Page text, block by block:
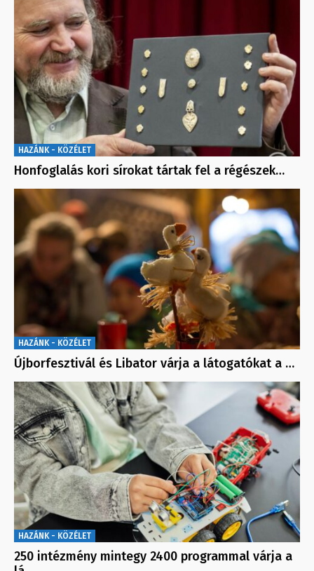
HAZÁNK - KÖZÉLET
Honfoglalás kori sírokat tártak fel a régészek…
HAZÁNK - KÖZÉLET
Újborfesztivál és Libator várja a látogatókat a …
HAZÁNK - KÖZÉLET
250 intézmény mintegy 2400 programmal várja a